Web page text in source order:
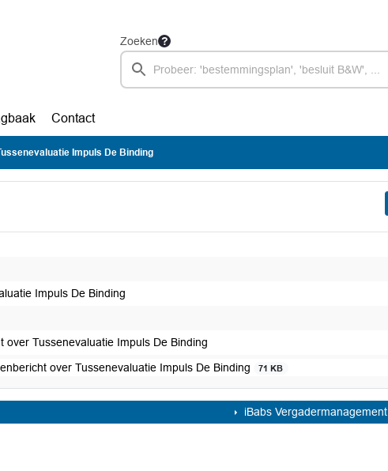
Zoeken
Contact
Impuls De Binding
Impuls De Binding
over Tussenevaluatie Impuls De Binding
over Tussenevaluatie Impuls De Binding 71 KB
iBabs Vergadermanagement